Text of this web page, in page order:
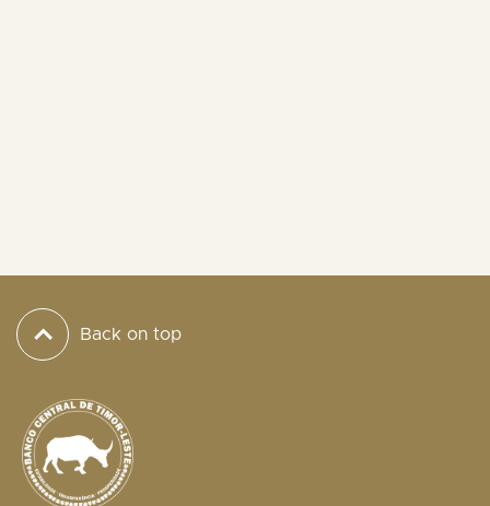
Back on top